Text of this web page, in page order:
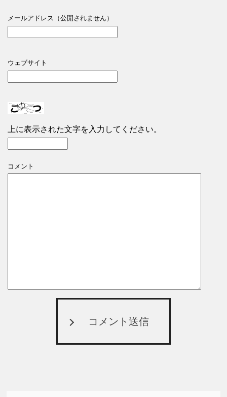
メールアドレス（公開されません）
ウェブサイト
上に表示された文字を入力してください。
コメント
コメント送信